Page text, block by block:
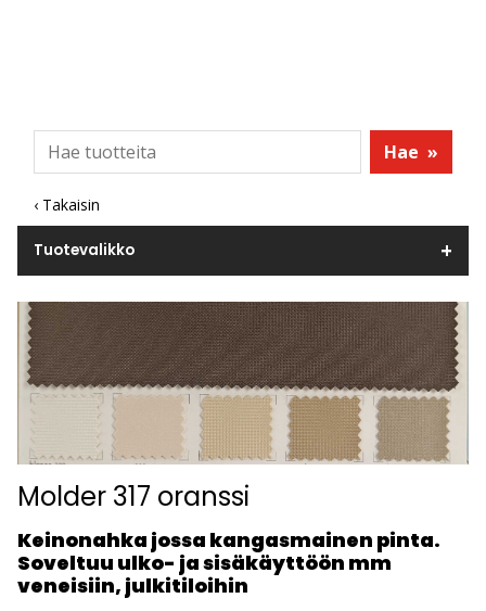
Hae »
‹ Takaisin
Tuotevalikko
Molder 317 oranssi
Keinonahka jossa kangasmainen pinta.
Soveltuu ulko- ja sisäkäyttöön mm
veneisiin, julkitiloihin